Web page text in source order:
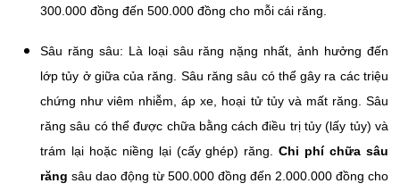
300.000 đồng đến 500.000 đồng cho mỗi cái răng.
Sâu răng sâu: Là loại sâu răng nặng nhất, ảnh hưởng đến
lớp tủy ở giữa của răng. Sâu răng sâu có thể gây ra các triệu
chứng như viêm nhiễm, áp xe, hoại tử tủy và mất răng. Sâu
răng sâu có thể được chữa bằng cách điều trị tủy (lấy tủy) và
trám lại hoặc niềng lại (cấy ghép) răng.Chi phí chữa sâu
răng sâu dao động từ 500.000 đồng đến 2.000.000 đồng cho